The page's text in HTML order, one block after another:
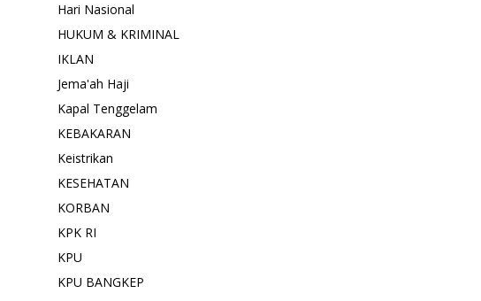
Hari Nasional
HUKUM & KRIMINAL
IKLAN
Jema'ah Haji
Kapal Tenggelam
KEBAKARAN
Keistrikan
KESEHATAN
KORBAN
KPK RI
KPU
KPU BANGKEP